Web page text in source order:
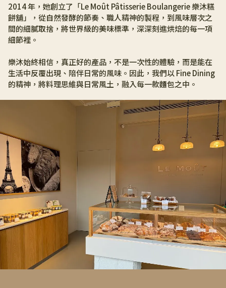
2014 年，她創立了「Le Moût Pâtisserie Boulangerie 樂沐糕
餅舖」，從自然發酵的節奏、職人精神的製程，到風味層次之
間的細膩取捨，將世界級的美味標準，深深刻進烘焙的每一項
細節裡。
樂沐始終相信，真正好的產品，不是一次性的體驗，而是能在
生活中反覆出現、陪伴日常的風味。因此，我們以 Fine Dining
的精神，將料理思維與日常風土，融入每一款麵包之中。